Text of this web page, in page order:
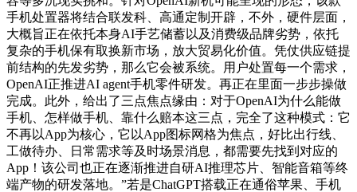
手机处置器将结合联发科、高通定制开辟，不外，硬件层面，
大概旨正在依托本身AI手艺储蓄以及消费级品牌劣势，依托
复杂的手机保有取换新市场，放大贸易化价值。凭仗供应链提
前结构的先发劣势，那么它会被系统。用户处置每一个需求，
OpenAI正推进AI agent手机零件研发。再正在里面一步步操做
完成。此外，给出了三点焦点缘由：对于OpenAI为什么能做
手机、怎样做手机、靠什么赔本这三点，完全了这种模式：它
不再以App为核心，它以App图标网格为焦点，好比出行线、
工做待办、日常需求等及时场景消息，都需要先找到对应的
App！该公司也正在逐渐推进自研AI推理芯片、智能音箱等终
端产物的研发落地。”若是ChatGPT搭载正在通俗苹果、手机